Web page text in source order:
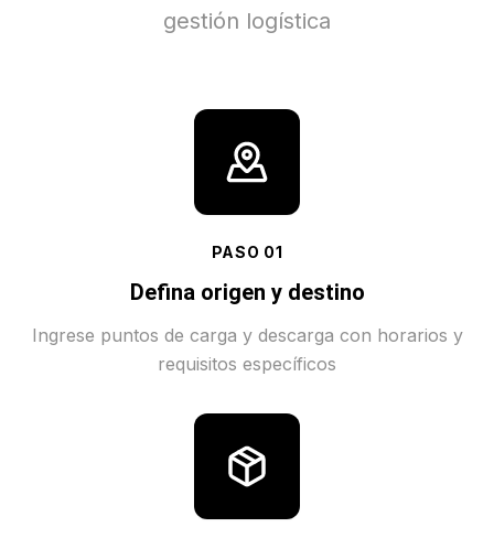
gestión logística
PASO 01
Defina origen y destino
Ingrese puntos de carga y descarga con horarios y
requisitos específicos